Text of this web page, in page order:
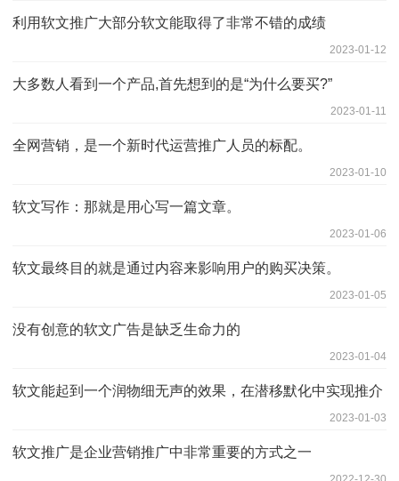
利用软文推广大部分软文能取得了非常不错的成绩
2023-01-12
大多数人看到一个产品,首先想到的是“为什么要买?”
2023-01-11
全网营销，是一个新时代运营推广人员的标配。
2023-01-10
软文写作：那就是用心写一篇文章。
2023-01-06
软文最终目的就是通过内容来影响用户的购买决策。
2023-01-05
没有创意的软文广告是缺乏生命力的
2023-01-04
软文能起到一个润物细无声的效果，在潜移默化中实现推介
2023-01-03
软文推广是企业营销推广中非常重要的方式之一